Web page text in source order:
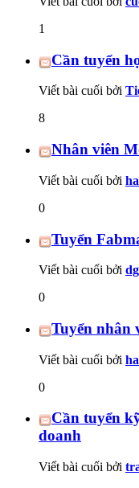
1
Cần tuyển
Viết bài cuối bởi
8
Nhân viên
Viết bài cuối bởi
0
Tuyển
Viết bài cuối bởi
0
Tuyển nhân
Viết bài cuối bởi
0
Cần tuyển
doanh
Viết bài cuối bởi